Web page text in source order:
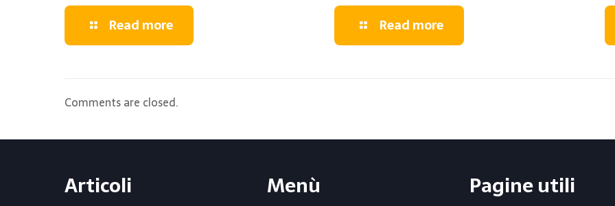
Read more Read more
Comments are closed.
Articoli Menù Pagine utili